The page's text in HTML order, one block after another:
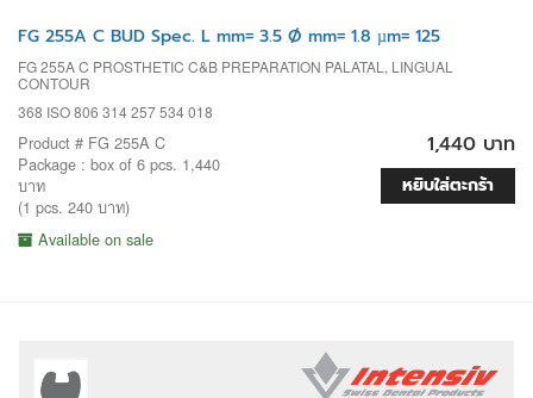
FG 255A C BUD Spec. L mm= 3.5 Ø mm= 1.8 µm= 125
FG 255A C PROSTHETIC C&B PREPARATION PALATAL, LINGUAL
CONTOUR
368 ISO 806 314 257 534 018
Product # FG 255A C
Package : box of 6 pcs. 1,440
บาท
(1 pcs. 240 บาท)
Available on sale
1,440 บาท
หยิบใส่ตะกร้า